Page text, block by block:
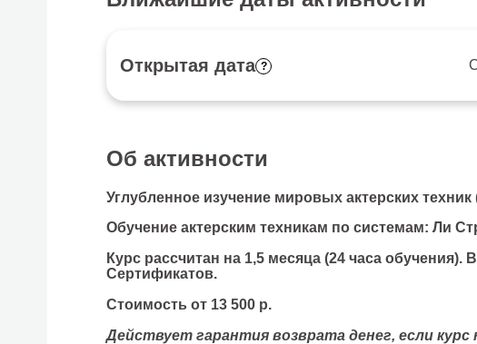
Открытая дата ?
Об активности
Углубленное изучение мировых актерских
Обучение актерским техникам по системам: Ли
Курс рассчитан на 1,5 месяца (24 часа
Сертификатов.
Стоимость от 13 500 р.
Действует гарантия возврата денег, если